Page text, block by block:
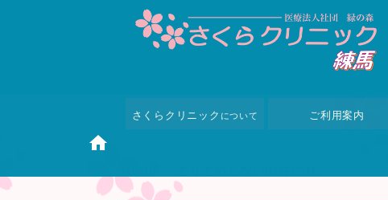
さくらクリニック について ご利用案内